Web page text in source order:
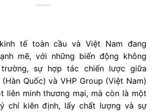
tế toàn cầu và Việt Nam đang
mẽ, với những biến động không
sự hợp tác chiến lược giữa
(Hàn Quốc) và VHP Group (Việt Nam)
liên minh thương mại, mà còn là một
chí kiên định, lấy chất lượng và sự